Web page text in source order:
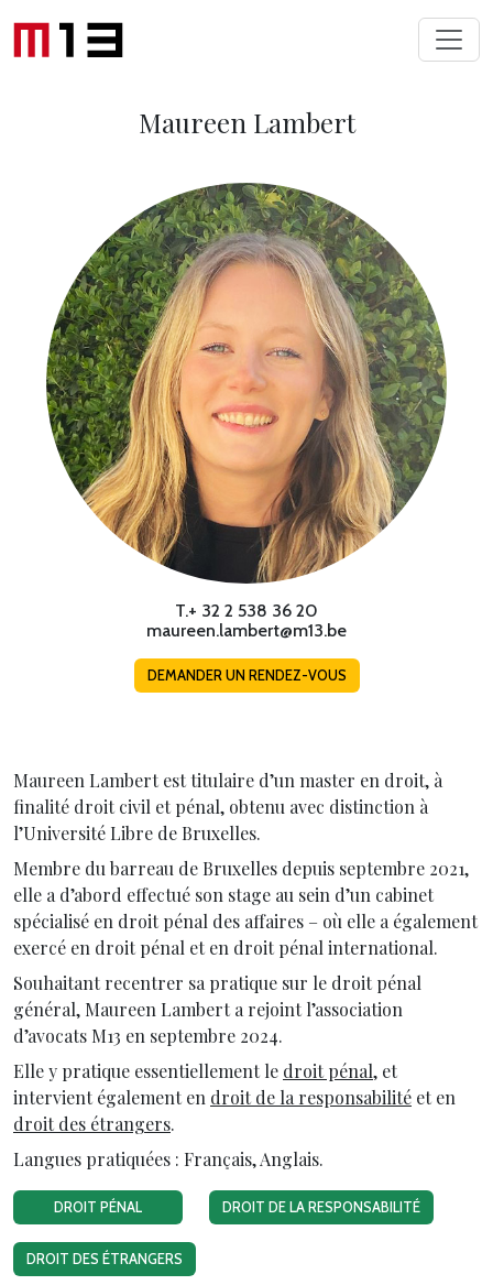
Maureen Lambert
T.+ 32 2 538 36 20
maureen.lambert@m13.be
DEMANDER UN RENDEZ-VOUS
Maureen Lambert est titulaire d’un master en droit, à
finalité droit civil et pénal, obtenu avec distinction à
l’Université Libre de Bruxelles.
Membre du barreau de Bruxelles depuis septembre 2021,
elle a d’abord effectué son stage au sein d’un cabinet
spécialisé en droit pénal des affaires – où elle a également
exercé en droit pénal et en droit pénal international.
Souhaitant recentrer sa pratique sur le droit pénal
général, Maureen Lambert a rejoint l’association
d’avocats M13 en septembre 2024.
Elle y pratique essentiellement le droit pénal, et
intervient également en droit de la responsabilité et en
droit des étrangers.
Langues pratiquées : Français, Anglais.
DROIT PÉNAL DROIT DE LA RESPONSABILITÉ
DROIT DES ÉTRANGERS